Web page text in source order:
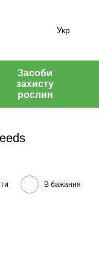
Укр
Засоби
захисту
рослин
В бажання